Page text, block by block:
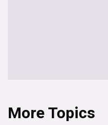
More Topics